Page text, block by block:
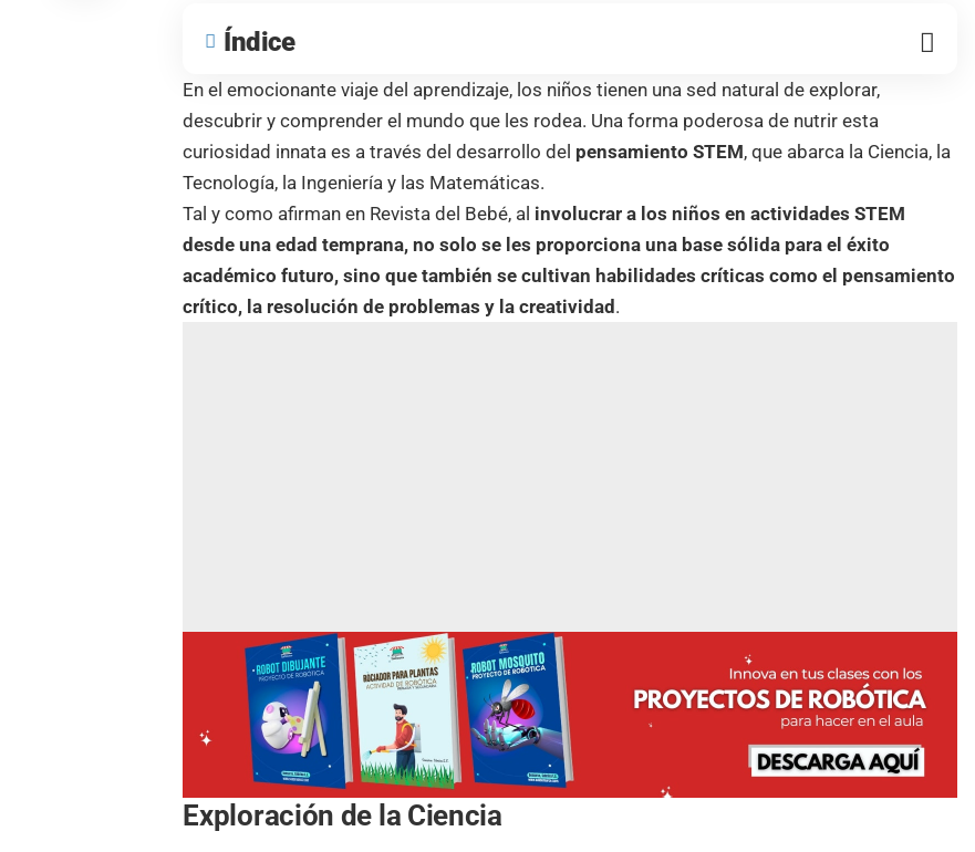
Índice
En el emocionante viaje del aprendizaje, los niños tienen una sed natural de explorar,
descubrir y comprender el mundo que les rodea. Una forma poderosa de nutrir esta
curiosidad innata es a través del desarrollo del pensamiento STEM, que abarca la Ciencia, la
Tecnología, la Ingeniería y las Matemáticas.
Tal y como afirman en Revista del Bebé, al involucrar a los niños en actividades STEM
desde una edad temprana, no solo se les proporciona una base sólida para el éxito
académico futuro, sino que también se cultivan habilidades críticas como el pensamiento
crítico, la resolución de problemas y la creatividad.
Exploración de la Ciencia